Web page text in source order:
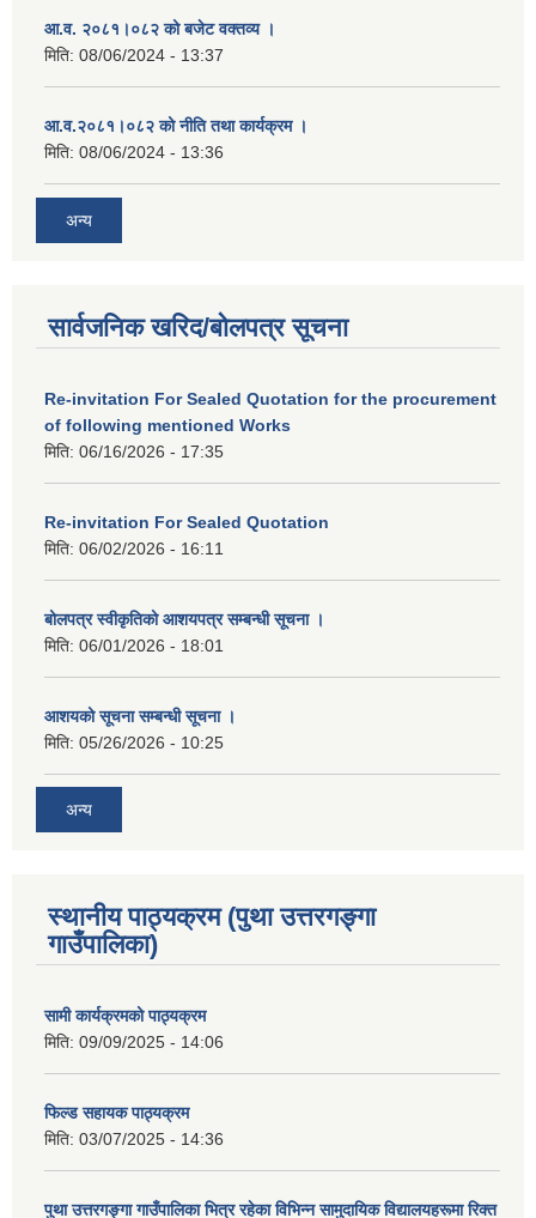
आ.व. २०८१।०८२ को बजेट वक्तव्य ।
मिति: 08/06/2024 - 13:37
आ.व.२०८१।०८२ को नीति तथा कार्यक्रम ।
मिति: 08/06/2024 - 13:36
अन्य
सार्वजनिक खरिद/बोलपत्र सूचना
Re-invitation For Sealed Quotation for the procurement
of following mentioned Works
मिति: 06/16/2026 - 17:35
Re-invitation For Sealed Quotation
मिति: 06/02/2026 - 16:11
बोलपत्र स्वीकृतिको आशयपत्र सम्बन्धी सूचना ।
मिति: 06/01/2026 - 18:01
आशयको सूचना सम्बन्धी सूचना ।
मिति: 05/26/2026 - 10:25
अन्य
स्थानीय पाठ्यक्रम (पुथा उत्तरगङ्गा
गाउँपालिका)
सामी कार्यक्रमको पाठ्यक्रम
मिति: 09/09/2025 - 14:06
फिल्ड सहायक पाठ्यक्रम
मिति: 03/07/2025 - 14:36
पुथा उत्तरगङ्गा गाउँपालिका भित्र रहेका विभिन्न सामुदायिक विद्यालयहरूमा रिक्त